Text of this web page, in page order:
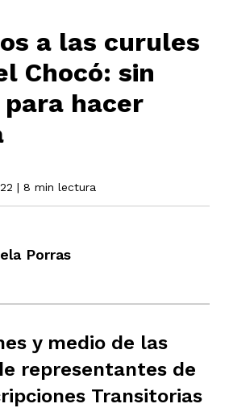
a las curules
Chocó: sin
hacer
| 8 min lectura
Porras
y medio de las
representantes de
Transitorias